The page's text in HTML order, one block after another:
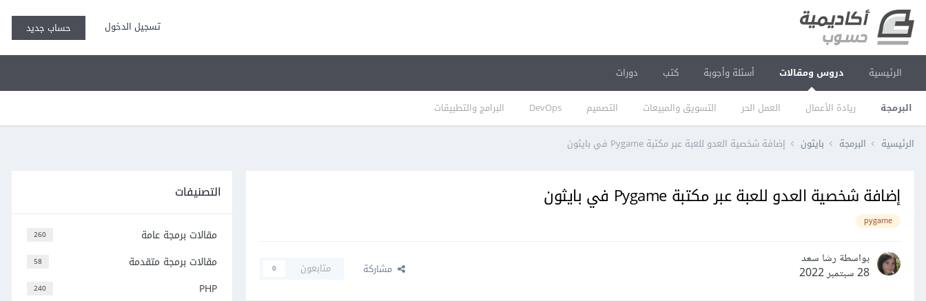
تسجيل الدخول حساب جديد
الرئيسية دروس ومقالات
البرمجة ريادة الأعمال العمل الحر التسويق والمبيعات التصميم DevOps البرامج والتطبيقات
أسئلة وأجوبة كتب دورات
الرئيسية البرمجة بايثون إضافة شخصية العدو للعبة عبر مكتبة Pygame في بايثون
إضافة شخصية العدو للعبة عبر مكتبة Pygame في بايثون
pygame
بواسطة رشا سعد
28 سبتمبر 2022
مشاركة متابعون 0
التصنيفات
260 مقالات برمجة عامة
58 مقالات برمجة متقدمة
240 PHP